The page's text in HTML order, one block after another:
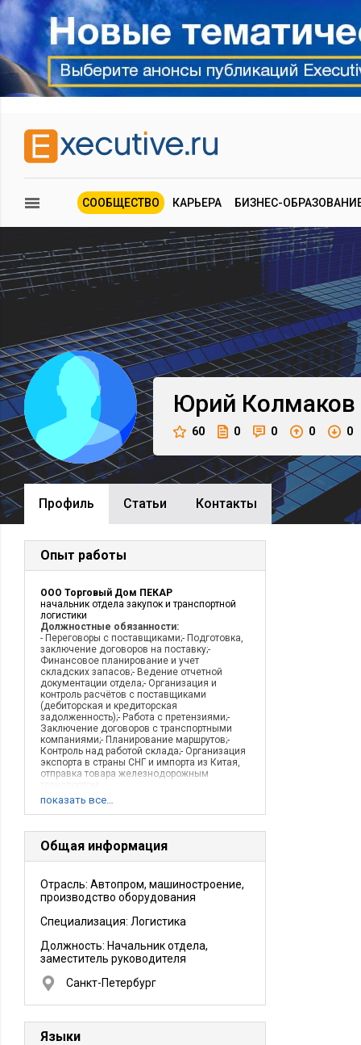
СООБЩЕСТВО КАРЬЕРА БИЗНЕС-
Юрий Колмаков
60 0 0 0 0
Профиль Cтатьи Контакты
Опыт работы
ООО Торговый Дом ПЕКАР
начальник отдела закупок и транспортной
логистики
Должностные обязанности:
- Переговоры с поставщиками;- Подготовка,
заключение договоров на поставку;-
Финансовое планирование и учет
складских запасов;- Ведение отчетной
документации отдела;- Организация и
контроль расчётов с поставщиками
(дебиторская и кредиторская
задолженность);- Работа с претензиями;-
Заключение договоров с транспортными
компаниями;- Планирование маршрутов;-
Контроль над работой склада;- Организация
экспорта в страны СНГ и импорта из Китая,
отправка товара железнодорожным
Описание деятельности компании:
торговля отечественными запчастями.
показать все…
Общая информация
Отрасль: Автопром, машиностроение,
производство оборудования
Специализация: Логистика
Должность: Начальник отдела,
заместитель руководителя
Санкт-Петербург
Языки